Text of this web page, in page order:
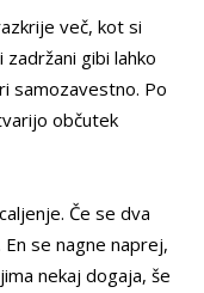
več, kot si
gibi lahko
samozavestno. Po
občutek
Če se dva
se nagne naprej,
nekaj dogaja, še